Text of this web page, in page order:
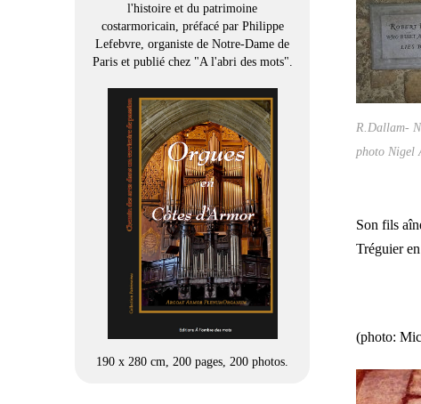
R.Dallam-
photo Nigel
Son fils
Tréguier
(photo:
l'histoire et du patrimoine
costarmoricain, préfacé par Philippe
Lefebvre, organiste de Notre-Dame de
Paris et publié chez "A l'abri des mots".
190 x 280 cm, 200 pages, 200 photos.